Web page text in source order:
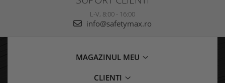
L-V, 8:00 - 16:00
info@safetymax.ro
MAGAZINUL MEU
CLIENTI